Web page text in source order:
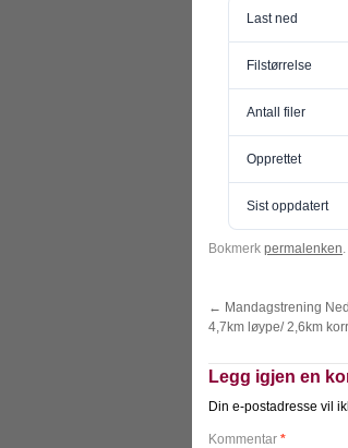
Last ned
Filstørrelse
Antall filer
Opprettet
Sist oppdatert
Bokmerk permalenken.
← Mandagstrening
4,7km løype/ 2,6km
Legg igjen en
Din e-postadresse vil
Kommentar *